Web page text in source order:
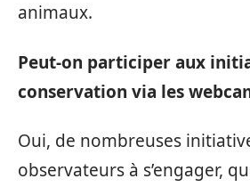
animaux.
Peut-on participer aux
conservation via les
Oui, de nombreuses
observateurs à s’engager,